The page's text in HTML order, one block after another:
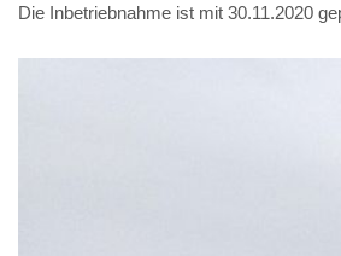
Die Inbetriebnahme ist mit 30.11.2020